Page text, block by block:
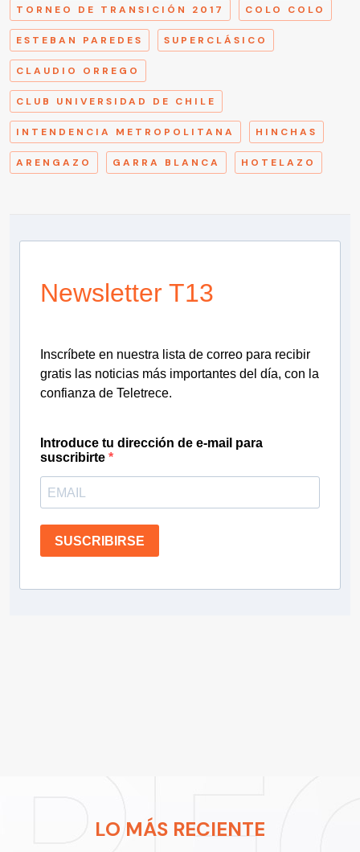
TORNEO DE TRANSICIÓN 2017 COLO COLO
ESTEBAN PAREDES SUPERCLÁSICO
CLAUDIO ORREGO
CLUB UNIVERSIDAD DE CHILE
INTENDENCIA METROPOLITANA HINCHAS
ARENGAZO GARRA BLANCA HOTELAZO
Newsletter T13
Inscríbete en nuestra lista de correo para recibir
gratis las noticias más importantes del día, con la
confianza de Teletrece.
Introduce tu dirección de e-mail para
suscribirte
SUSCRIBIRSE
LO MÁS RECIENTE